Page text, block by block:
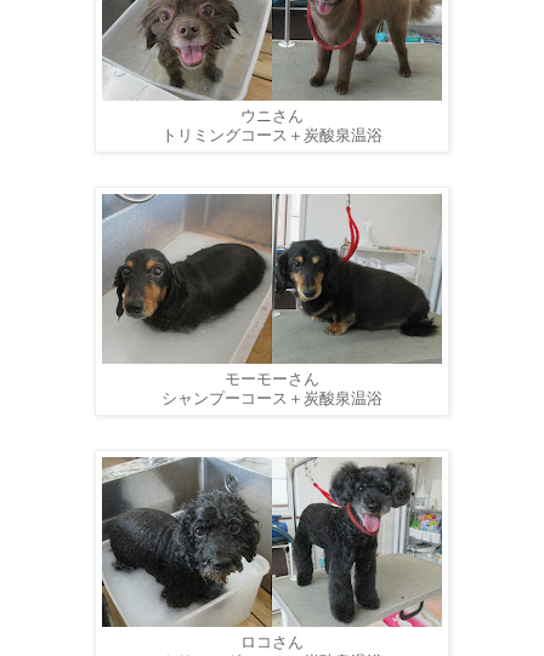
ウニさん
トリミングコース＋炭酸泉温浴
モーモーさん
シャンプーコース＋炭酸泉温浴
ロコさん